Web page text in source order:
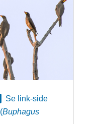
Se link-side
(Buphagus